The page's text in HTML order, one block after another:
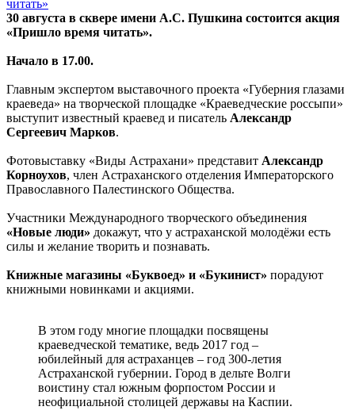
30 августа в сквере имени А.С. Пушкина состоится акция
«Пришло время читать».
Начало в 17.00.
Главным экспертом выставочного проекта «Губерния глазами
краеведа» на творческой площадке «Краеведческие россыпи»
выступит известный краевед и писатель Александр
Сергеевич Марков.
Фотовыставку «Виды Астрахани» представит Александр
Корноухов, член Астраханского отделения Императорского
Православного Палестинского Общества.
Участники Международного творческого объединения
«Новые люди» докажут, что у астраханской молодёжи есть
силы и желание творить и познавать.
Книжные магазины «Буквоед» и «Букинист» порадуют
книжными новинками и акциями.
В этом году многие площадки посвящены
краеведческой тематике, ведь 2017 год –
юбилейный для астраханцев – год 300-летия
Астраханской губернии. Город в дельте Волги
воистину стал южным форпостом России и
неофициальной столицей державы на Каспии.